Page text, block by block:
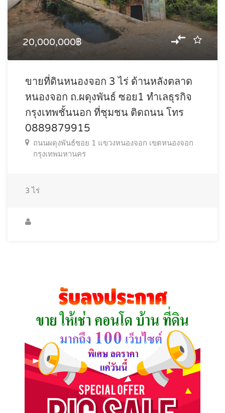
20,000,000฿
ขายที่ดินหนองจอก 3 ไร่ ด้านหลังตลาด
หนองจอก ถ.ผดุงพันธ์ ซอย1 ทำเลธุรกิจ
กรุงเทพชั้นนอก ที่ชุมชน ติดถนน โทร
0889879915
ถนนผดุงพันธ์ซอย 1 แขวงหนองจอก เขตหนองจอก
กรุงเทพมหานคร
3ไร่